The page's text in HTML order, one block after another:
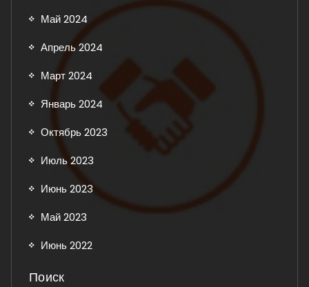
Май 2024
Апрель 2024
Март 2024
Январь 2024
Октябрь 2023
Июль 2023
Июнь 2023
Май 2023
Июнь 2022
Поиск